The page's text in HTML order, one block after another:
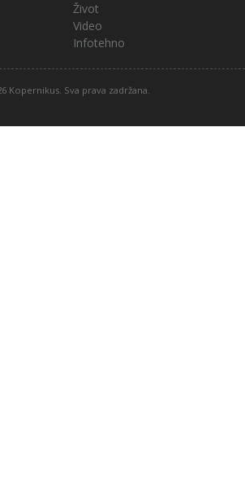
Život
Video
Infotehno
Kopernikus. Sva prava zadržana.